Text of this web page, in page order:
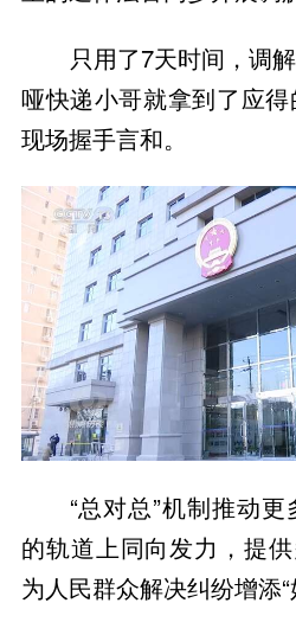
只用了7天时间，调
哑快递小哥就拿到了应
现场握手言和。
“总对总”机制推动
的轨道上同向发力，提供
为人民群众解决纠纷增添“